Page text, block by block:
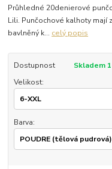
Průhledné 20denierové
Lili. Punčochové kalhoty
bavlněný k... celý popis
Dostupnost
Skladem
Velikost:
Barva: